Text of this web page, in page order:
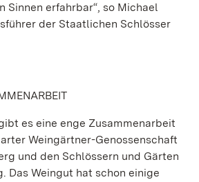
Sinnen erfahrbar“, so Michael
der Staatlichen Schlösser
es eine enge Zusammenarbeit
Weingärtner-Genossenschaft
und den Schlössern und Gärten
Das Weingut hat schon einige